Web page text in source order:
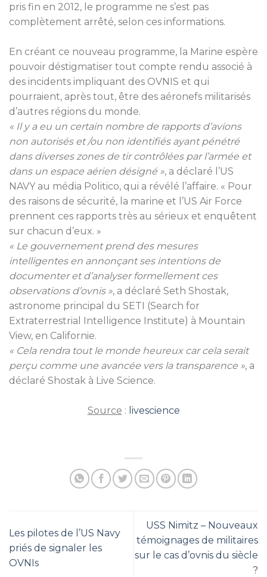
pris fin en 2012, le programme ne s’est pas
complètement arrêté, selon ces informations.
En créant ce nouveau programme, la Marine espère
pouvoir déstigmatiser tout compte rendu associé à
des incidents impliquant des OVNIS et qui
pourraient, après tout, être des aéronefs militarisés
d’autres régions du monde.
« Il y a eu un certain nombre de rapports d’avions
non autorisés et /ou non identifiés ayant pénétré
dans diverses zones de tir contrôlées par l’armée et
dans un espace aérien désigné », a déclaré l’US
NAVY au média Politico, qui a révélé l’affaire. « Pour
des raisons de sécurité, la marine et l’US Air Force
prennent ces rapports très au sérieux et enquêtent
sur chacun d’eux. »
« Le gouvernement prend des mesures
intelligentes en annonçant ses intentions de
documenter et d’analyser formellement ces
observations d’ovnis », a déclaré Seth Shostak,
astronome principal du SETI (Search for
Extraterrestrial Intelligence Institute) à Mountain
View, en Californie.
« Cela rendra tout le monde heureux car cela serait
perçu comme une avancée vers la transparence », a
déclaré Shostak à Live Science.
Source : livescience
Les pilotes de l’US Navy
priés de signaler les
OVNIs
USS Nimitz – Nouveaux
témoignages de militaires
sur le cas d’ovnis du siècle
?